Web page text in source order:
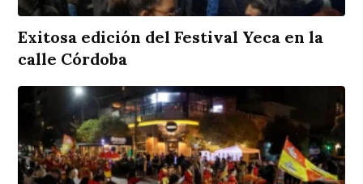
Exitosa edición del Festival Yeca en la
calle Córdoba